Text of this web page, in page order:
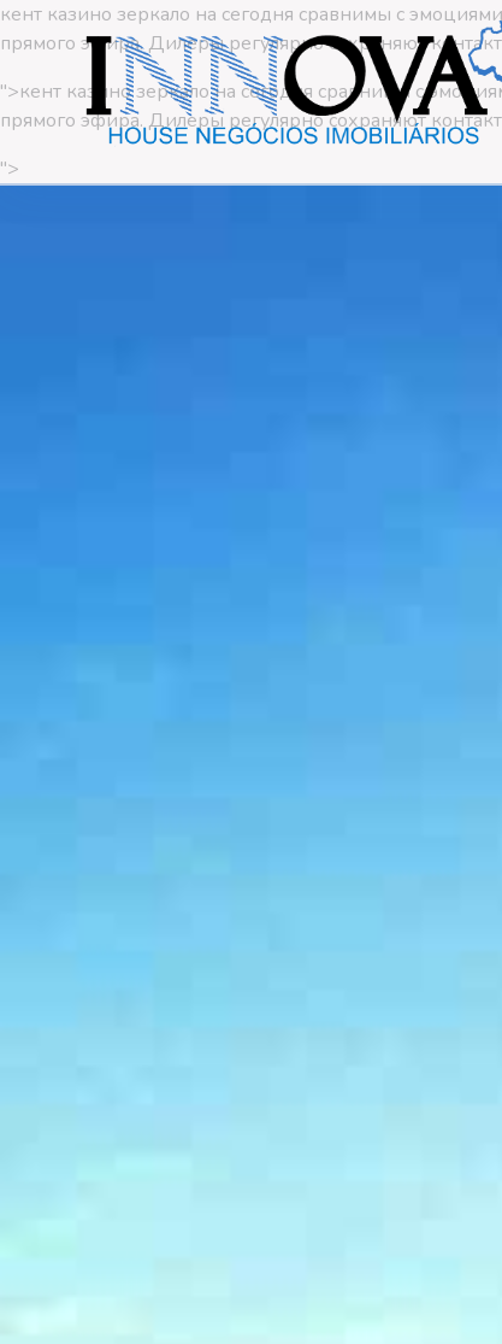
кент казино зеркало на сегодня сравнимы с
прямого эфира. Дилеры регулярно сохраняют
">кент казино зеркало на сегодня сравнимы с
прямого эфира. Дилеры регулярно сохраняют
">